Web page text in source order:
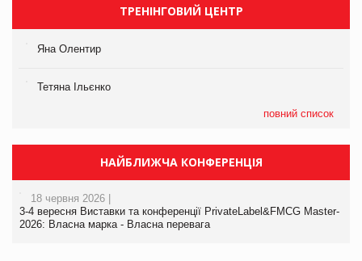
ТРЕНІНГОВИЙ ЦЕНТР
Яна Олентир
Тетяна Ільєнко
повний список
НАЙБЛИЖЧА КОНФЕРЕНЦІЯ
18 червня 2026 |
3-4 вересня Виставки та конференції PrivateLabel&FMCG Master-
2026: Власна марка - Власна перевага